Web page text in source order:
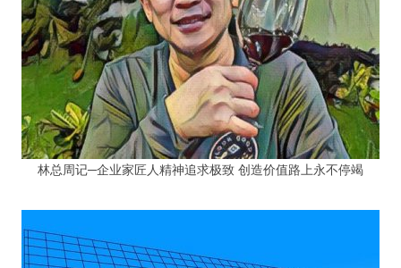
林总周记─企业家匠人精神追求极致 创造价值路上永不停竭